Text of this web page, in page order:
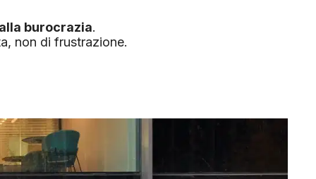
burocrazia.
non di frustrazione.